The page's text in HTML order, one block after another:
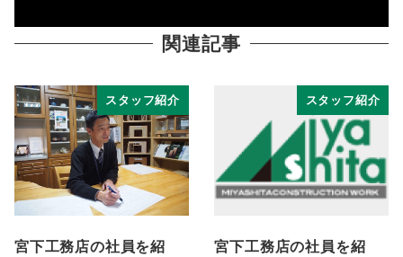
関連記事
スタッフ紹介
宮下工務店の社員を紹
スタッフ紹介
宮下工務店の社員を紹